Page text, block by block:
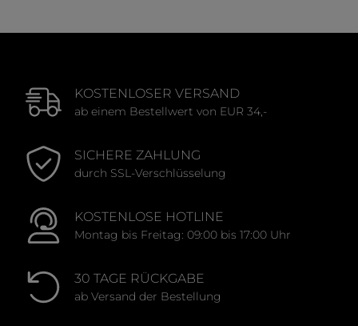
KOSTENLOSER VERSAND
ab einem Bestellwert von EUR 34,-
SICHERE ZAHLUNG
durch SSL-Verschlüsselung
KOSTENLOSE HOTLINE
Montag bis Freitag: 09:00 bis 17:00 Uhr
30 TAGE RÜCKGABE
ab Versand der Bestellung